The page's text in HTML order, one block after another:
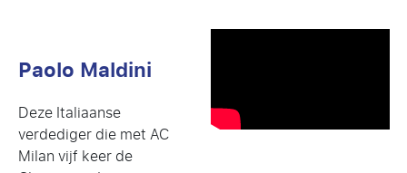
Paolo Maldini
Deze Italiaanse
verdediger die met AC
Milan vijf keer de